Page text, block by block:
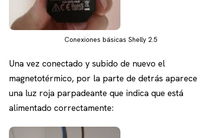
Conexiones básicas Shelly 2.5
Una vez conectado y subido de nuevo el
magnetotérmico, por la parte de detrás aparece
una luz roja parpadeante que indica que está
alimentado correctamente: